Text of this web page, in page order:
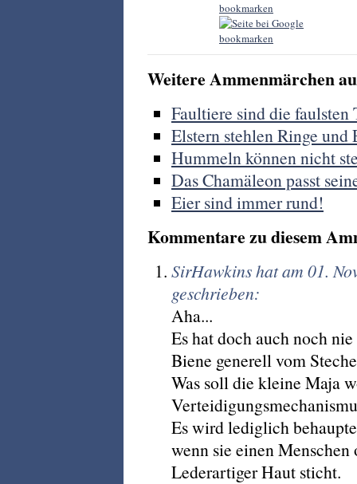
Weitere Ammenmärchen
Faultiere sind die faulsten
Elstern stehlen Ringe und
Hummeln können nicht
Das Chamäleon passt
Eier sind immer rund!
Kommentare zu diesem
SirHawkins hat am 01.
geschrieben:
Aha...
Es hat doch auch noch
Biene generell vom
Was soll die kleine Maja
Es wird lediglich
wenn sie einen
Lederartiger Haut sticht.